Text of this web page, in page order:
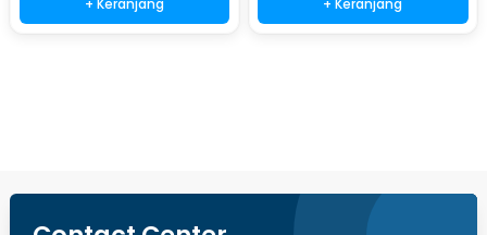
+ Keranjang + Keranjang